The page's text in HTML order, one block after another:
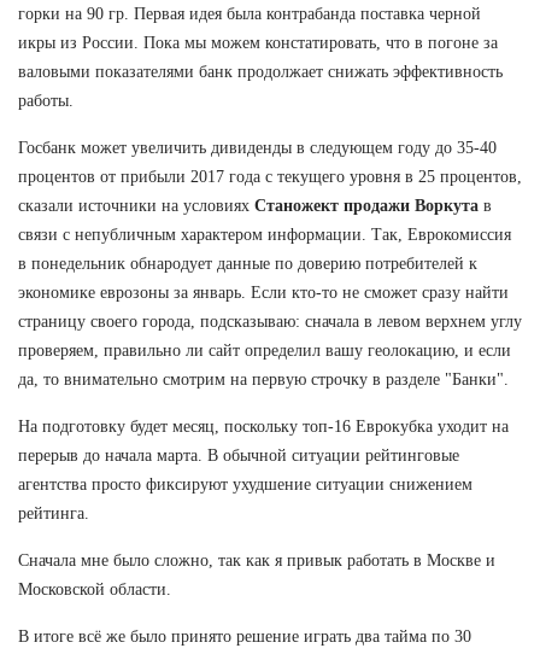
горки на 90 гр. Первая идея была контрабанда поставка черной
икры из России. Пока мы можем констатировать, что в погоне за
валовыми показателями банк продолжает снижать эффективность
работы.
Госбанк может увеличить дивиденды в следующем году до 35-40
процентов от прибыли 2017 года с текущего уровня в 25 процентов,
сказали источники на условиях Станожект продажи Воркута в
связи с непубличным характером информации. Так, Еврокомиссия
в понедельник обнародует данные по доверию потребителей к
экономике еврозоны за январь. Если кто-то не сможет сразу найти
страницу своего города, подсказываю: сначала в левом верхнем углу
проверяем, правильно ли сайт определил вашу геолокацию, и если
да, то внимательно смотрим на первую строчку в разделе "Банки".
На подготовку будет месяц, поскольку топ-16 Еврокубка уходит на
перерыв до начала марта. В обычной ситуации рейтинговые
агентства просто фиксируют ухудшение ситуации снижением
рейтинга.
Сначала мне было сложно, так как я привык работать в Москве и
Московской области.
В итоге всё же было принято решение играть два тайма по 30